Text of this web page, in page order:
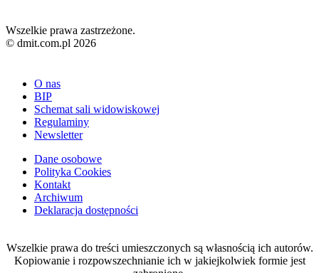
Wszelkie prawa zastrzeżone.
© dmit.com.pl 2026
O nas
BIP
Schemat sali widowiskowej
Regulaminy
Newsletter
Dane osobowe
Polityka Cookies
Kontakt
Archiwum
Deklaracja dostępności
Wszelkie prawa do treści umieszczonych są własnością ich autorów.
Kopiowanie i rozpowszechnianie ich w jakiejkolwiek formie jest